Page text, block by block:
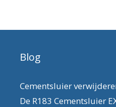
Blog
Cementsluier
De R183 Cementsluier